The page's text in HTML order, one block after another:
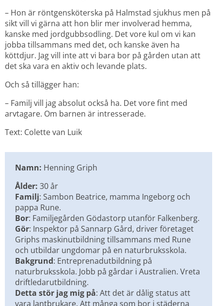
– Hon är röntgensköterska på Halmstad sjukhus men på
sikt vill vi gärna att hon blir mer involverad hemma,
kanske med jordgubbsodling. Det vore kul om vi kan
jobba tillsammans med det, och kanske även ha
köttdjur. Jag vill inte att vi bara bor på gården utan att
det ska vara en aktiv och levande plats.
Och så tillägger han:
– Familj vill jag absolut också ha. Det vore fint med
arvtagare. Om barnen är intresserade.
Text: Colette van Luik
Namn: Henning Griph
Ålder: 30 år
Familj: Sambon Beatrice, mamma Ingeborg och
pappa Rune.
Bor: Familjegården Gödastorp utanför Falkenberg.
Gör: Inspektor på Sannarp Gård, driver företaget
Griphs maskinutbildning tillsammans med Rune
och utbildar ungdomar på en naturbruksskola.
Bakgrund: Entreprenadutbildning på
naturbruksskola. Jobb på gårdar i Australien. Vreta
driftledarutbildning.
Detta stör jag mig på: Att det är dålig status att
vara lantbrukare. Att många som bor i städerna